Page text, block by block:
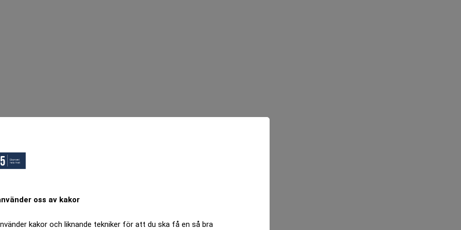
oss av kakor
kakor och liknande tekniker för att du ska få en så bra